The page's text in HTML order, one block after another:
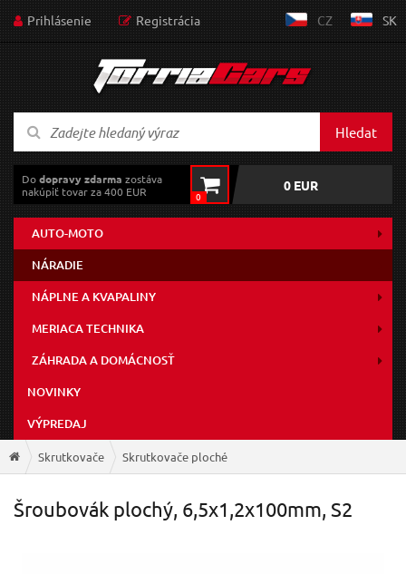
Prihlásenie Registrácia CZ SK
Hledat
Dodopravy zdarma zostáva
nakúpiť tovar za 400 EUR
0
0 EUR
AUTO-MOTO
NÁRADIE
NÁPLNE A KVAPALINY
MERIACA TECHNIKA
ZÁHRADA A DOMÁCNOSŤ
NOVINKY
VÝPREDAJ
Skrutkovače Skrutkovače ploché
Šroubovák plochý, 6,5x1,2x100mm, S2